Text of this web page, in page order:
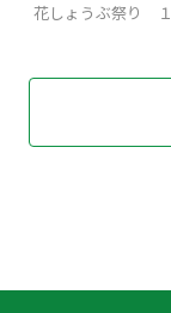
花しょうぶ祭り １